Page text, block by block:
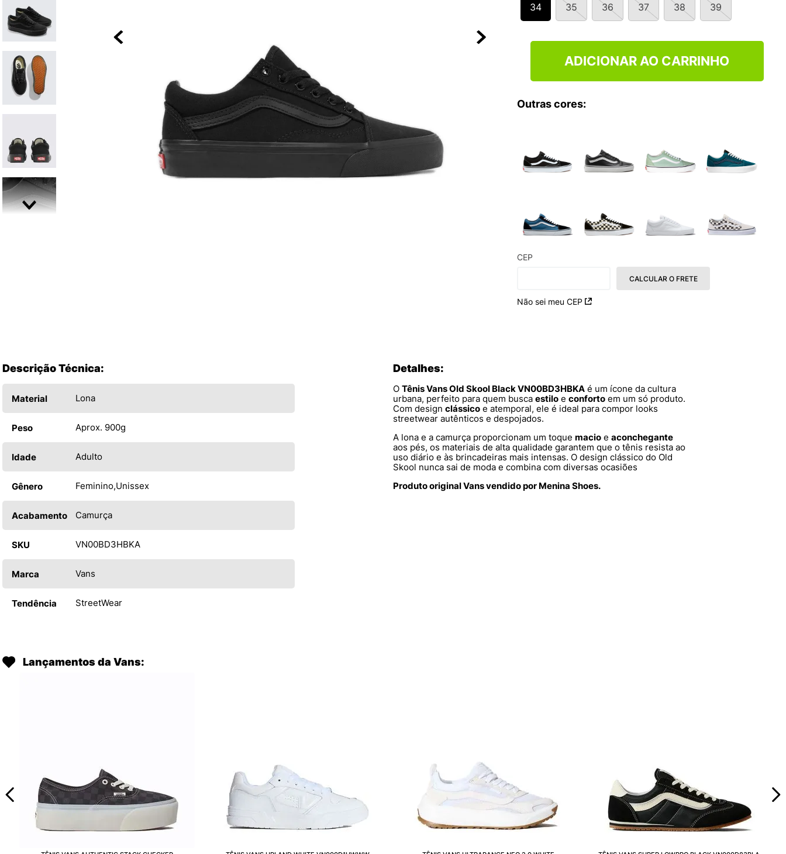
34 35 36 37 38 39
ADICIONAR AO CARRINHO
Outras cores:
CEP
Não sei meu CEP
CALCULAR O FRETE
Descrição Técnica:
Material Lona
Peso Aprox. 900g
Idade Adulto
Gênero Feminino Unissex
Acabamento Camurça
SKU VN00BD3HBKA
Marca Vans
Tendência StreetWear
Detalhes:
O Tênis Vans Old Skool Black VN00BD3HBKA é um ícone da cultura
urbana, perfeito para quem busca estilo e conforto em um só produto.
Com design clássico e atemporal, ele é ideal para compor looks
streetwear autênticos e despojados.
A lona e a camurça proporcionam um toque macio e aconchegante
aos pés, os materiais de alta qualidade garantem que o tênis resista ao
uso diário e às brincadeiras mais intensas. O design clássico do Old
Skool nunca sai de moda e combina com diversas ocasiões
Produto original Vans vendido por Menina Shoes.
Lançamentos da Vans: